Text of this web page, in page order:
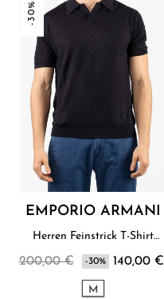
-30%
EMPORIO ARMANI
Herren Feinstrick T-Shirt
200,00 € -30% 140,00 €
M